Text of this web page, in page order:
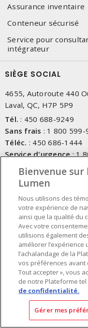
Assurance inventaire
Conteneur sécurisé
Service pour
intégrateur
SIÈGE SOCIAL
4655, Autoroute 440
Laval, QC, H7P 5P9
Tél. : 450 688-9249
Sans frais : 1 800 599-
Téléc. : 450 686-1444
Service d'urgence:1
bureau - 17h00 et
Fait au Canada avec des
INSCRIVEZ-VOUS À
Obtenez des
Bienvenue
Lumen
Nous utilisons des
votre expérience de
ainsi que la qualité du
Avec votre
utilisions également
améliorer
l’achalandage de la
vos préférences avant
Tout accepter », vous
de notre Plateforme
de confidentialité.
Gérer mes